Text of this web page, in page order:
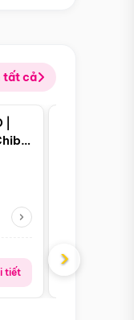
tất cả
bật
tiết
Giá từ:
›